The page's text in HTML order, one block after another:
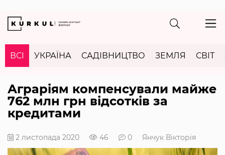
ВСІ УКРАЇНА САДІВНИЦТВО ЗЕМЛЯ СВІТ
Аграріям компенсували майже
762 млн грн відсотків за
кредитами
2 листопада 2020 46 0 Янчук Вікторія